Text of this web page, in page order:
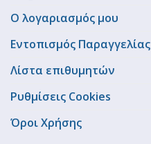
Ο λογαριασμός μου
Εντοπισμός Παραγγελίας
Λίστα επιθυμητών
Ρυθμίσεις Cookies
Όροι Χρήσης